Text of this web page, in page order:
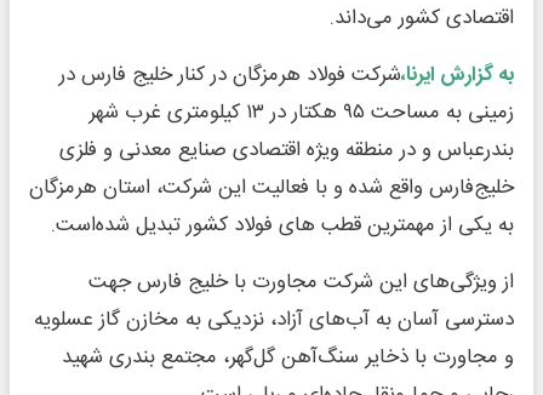
اقتصادی کشور می‌داند.
به گزارش ایرنا،شرکت فولاد هرمزگان در کنار خلیج فارس در
زمینی به مساحت ۹۵ هکتار در ۱۳ کیلومتری غرب شهر
بندرعباس و در منطقه ویژه اقتصادی صنایع معدنی و فلزی
خلیج‌فارس واقع شده و با فعالیت این شرکت، استان هرمزگان
به یکی از مهمترین قطب های فولاد کشور تبدیل شده‌است.
از ویژگی‌های این شرکت مجاورت با خلیج فارس جهت
دسترسی آسان به آب‌های آزاد، نزدیکی به مخازن گاز عسلویه
و مجاورت با ذخایر سنگ‌آهن گل‌گهر، مجتمع بندری شهید